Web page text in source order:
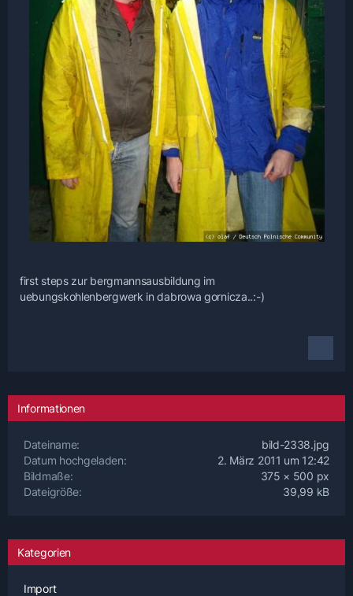
first steps zur bergmannsausbildung im
uebungskohlenbergwerk in dabrowa gornicza..:-)
Informationen
Dateiname
bild-2338.jpg
Datum hochgeladen
2. März 2011 um 12:42
Bildmaße
375 × 500 px
Dateigröße
39,99 kB
Kategorien
Import